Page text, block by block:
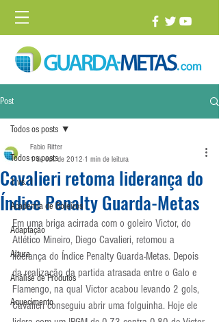
Post
Todos os posts
1 vs. 1
Academia de Goleiros
Adaptação
Altura
Análise de Produtos
Aquecimento
Todos os posts
Cavalieri retoma liderança do
Índice Penalty Guarda-Metas
Fabio Ritter
1 de out. de 2012 1 min de leitura
Em uma briga acirrada com o goleiro Victor, do
Atlético Mineiro, Diego Cavalieri, retomou a
liderança do Índice Penalty Guarda-Metas. Depois
da realização da partida atrasada entre o Galo e
Flamengo, na qual Victor acabou levando 2 gols,
Cavalieri conseguiu abrir uma folguinha. Hoje ele